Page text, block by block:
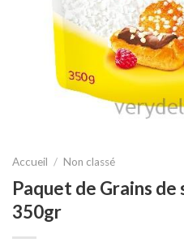
Accueil / Non classé
Paquet de Grains de
350gr